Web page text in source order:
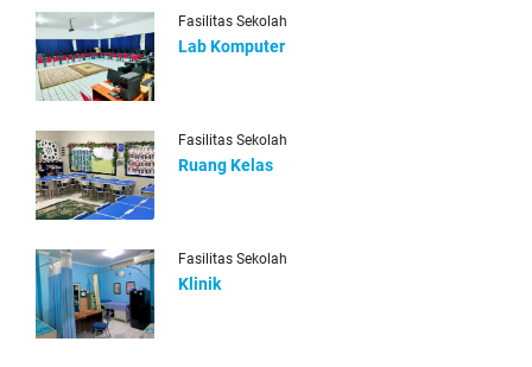
Fasilitas Sekolah
Lab Komputer
Fasilitas Sekolah
Ruang Kelas
Fasilitas Sekolah
Klinik